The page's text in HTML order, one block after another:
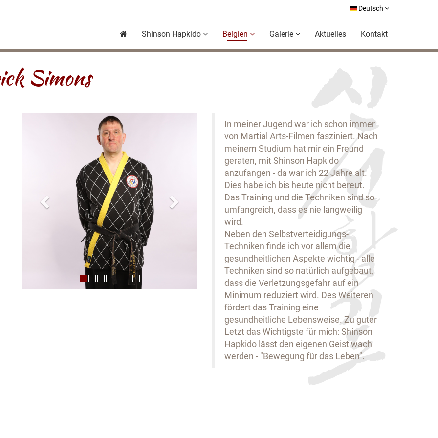
Deutsch
Shinson Hapkido Belgien Galerie Aktuelles Kontakt
Simons
In meiner Jugend war ich schon immer
von Martial Arts-Filmen fasziniert. Nach
meinem Studium hat mir ein Freund
geraten, mit Shinson Hapkido
anzufangen - da war ich 22 Jahre alt.
Dies habe ich bis heute nicht bereut.
Das Training und die Techniken sind so
umfangreich, dass es nie langweilig
wird.
Neben den Selbstverteidigungs-
Techniken finde ich vor allem die
gesundheitlichen Aspekte wichtig - alle
Techniken sind so natürlich aufgebaut,
dass die Verletzungsgefahr auf ein
Minimum reduziert wird. Des Weiteren
fördert das Training eine
gesundheitliche Lebensweise. Zu guter
Letzt das Wichtigste für mich: Shinson
Hapkido lässt den eigenen Geist wach
werden - "Bewegung für das Leben".